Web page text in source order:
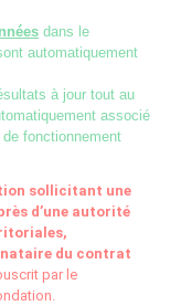
dans le
automatiquement
à jour tout au
associé
fonctionnement
sollicitant une
d’une autorité
du contrat
par le